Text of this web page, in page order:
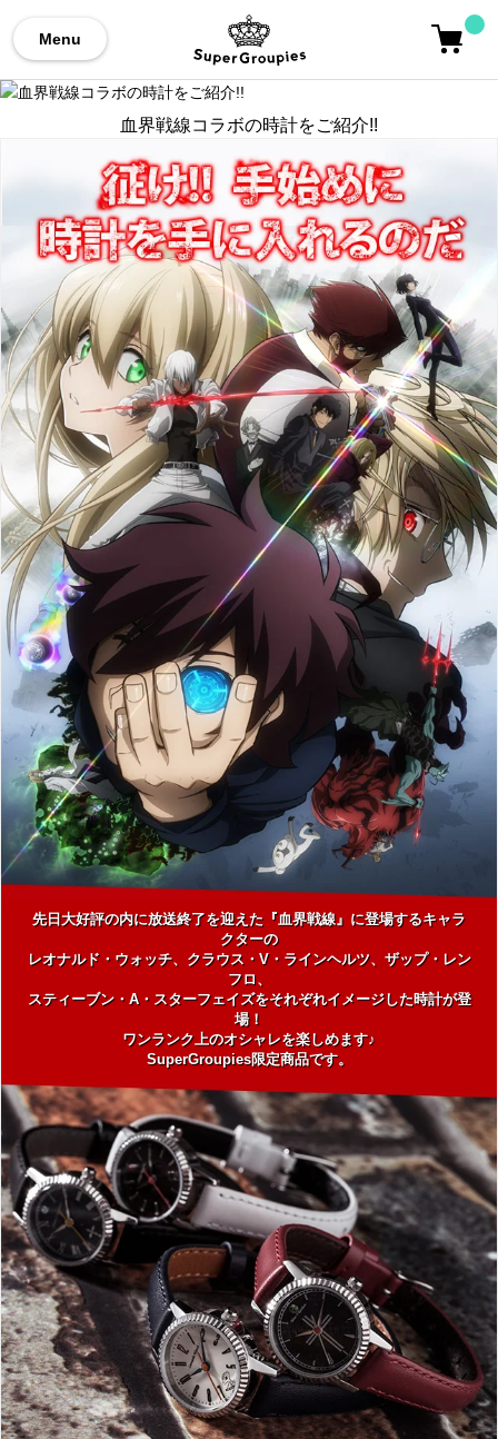
Menu
血界戦線コラボの時計をご紹介!!
先日大好評の内に放送終了を迎えた『血界戦線』に登場するキャラ
クターの
レオナルド・ウォッチ、クラウス・V・ラインヘルツ、ザップ・レン
フロ、
スティーブン・A・スターフェイズをそれぞれイメージした時計が登
場！
ワンランク上のオシャレを楽しめます♪
SuperGroupies限定商品です。